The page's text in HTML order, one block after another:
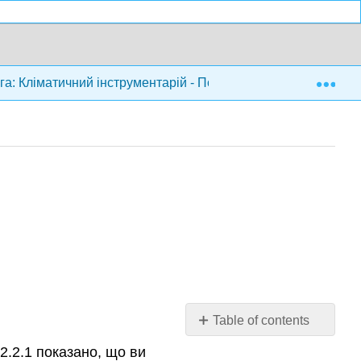
Кліматичний інструментарій - Посібник з ресурсів для
Table of contents
показано, що ви